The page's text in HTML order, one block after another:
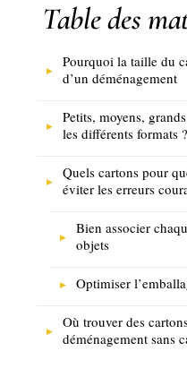
Table des
Pourquoi la taille du
d’un déménagement
Petits, moyens,
les différents formats ?
Quels cartons pour
éviter les erreurs
Bien associer
objets
Optimiser
Où trouver des
déménagement sans